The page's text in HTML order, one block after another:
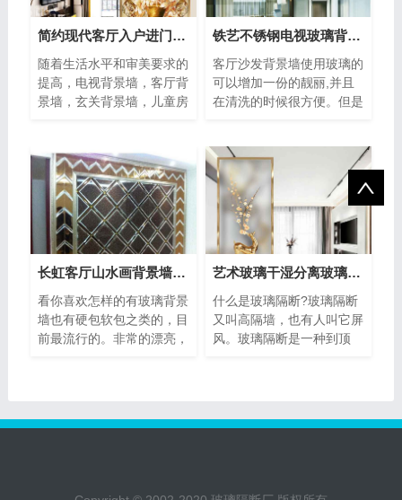
简约现代客厅入户进门遮挡玻璃屏风
随着生活水平和审美要求的
提高，电视背景墙，客厅背
景墙，玄关背景墙，儿童房
铁艺不锈钢电视玻璃背景墙
客厅沙发背景墙使用玻璃的
可以增加一份的靓丽,并且
在清洗的时候很方便。但是
长虹客厅山水画背景墙玻璃
看你喜欢怎样的有玻璃背景
墙也有硬包软包之类的，目
前最流行的。非常的漂亮，
艺术玻璃干湿分离玻璃屏风隔断
什么是玻璃隔断?玻璃隔断
又叫高隔墙，也有人叫它屏
风。玻璃隔断是一种到顶